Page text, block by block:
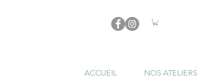
ACCUEIL NOS ATELIERS